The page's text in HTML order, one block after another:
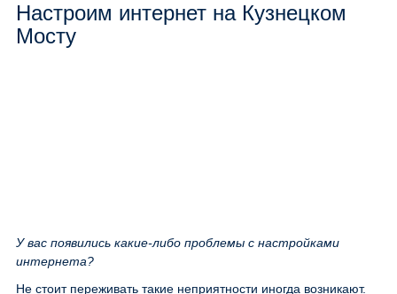
Настроим интернет на Кузнецком
Мосту
У вас появились какие-либо проблемы с настройками
интернета?
Не стоит переживать такие неприятности иногда возникают.